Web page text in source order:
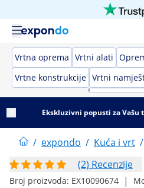
Vrtna oprema Vrtni alati
Vrtne konstrukcije Vrtni
Ekskluzivni popusti za Vašu
/ expondo / Kuća i vrt /
(2) Recenzije
Broj proizvoda: EX10090674 |